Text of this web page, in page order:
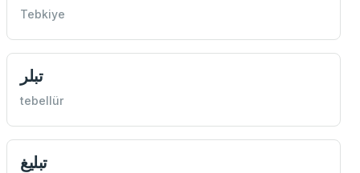
Tebkiye
تبلر
tebellür
تبليغ